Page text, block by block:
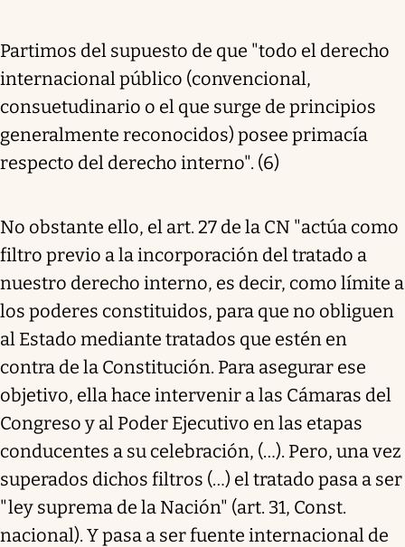
Partimos del supuesto de que "todo el derecho
internacional público (convencional,
consuetudinario o el que surge de principios
generalmente reconocidos) posee primacía
respecto del derecho interno". (6)
No obstante ello, el art. 27 de la CN "actúa como
filtro previo a la incorporación del tratado a
nuestro derecho interno, es decir, como límite a
los poderes constituidos, para que no obliguen
al Estado mediante tratados que estén en
contra de la Constitución. Para asegurar ese
objetivo, ella hace intervenir a las Cámaras del
Congreso y al Poder Ejecutivo en las etapas
conducentes a su celebración, (…). Pero, una vez
superados dichos filtros (…) el tratado pasa a ser
"ley suprema de la Nación" (art. 31, Const.
nacional). Y pasa a ser fuente internacional de